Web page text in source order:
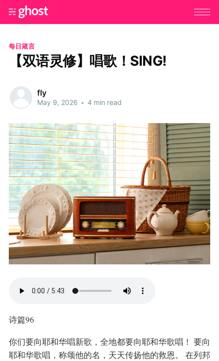
每日箴言
【双语灵修】唱歌！SING!
fly
May 9, 2026 • 4 min read
诗篇96
你们要向耶和华唱新歌，全地都要向耶和华歌唱！ 要向
耶和华歌唱，称颂他的名，天天传扬他的救恩。 在列邦